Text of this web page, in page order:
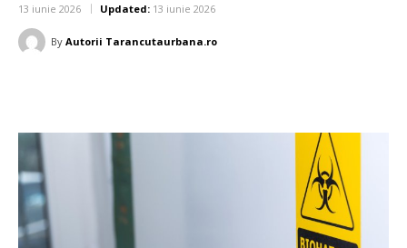
13 iunie 2026 Updated: 13 iunie 2026
By Autorii Tarancutaurbana.ro